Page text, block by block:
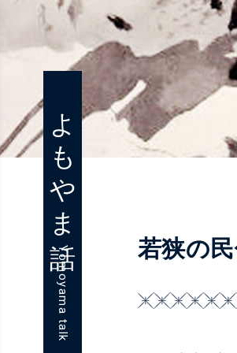
FUKUI MUSEUMS [福井ミュージアムズ]
よもやま話
Yomoyama talk 若狭の